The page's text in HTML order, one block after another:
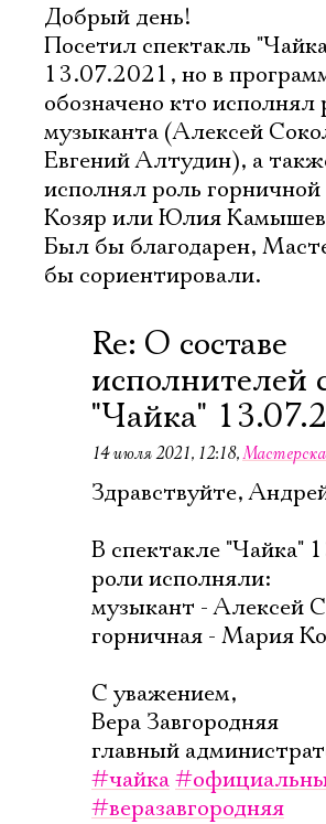
Добрый день!
Посетил спектакль
13.07.2021, но в
обозначено кто исполнял
музыканта (Алексей
Евгений Алтудин), а
исполнял роль
Козяр или Юлия
Был бы благодарен,
бы сориентировали.
Re: О составе
исполнителей
"Чайка"
14 июля 2021, 12:18,
Здравствуйте,
В спектакле "Чайка"
роли исполняли:
музыкант - Алексей
горничная - Мария
С уважением,
Вера Завгородняя
главный
#чайка
#веразавгородняя
Электропочта
Имя
Ознакомиться